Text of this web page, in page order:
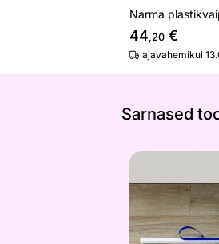
Narma
44,20 €
ajavahemikul
Sarnased